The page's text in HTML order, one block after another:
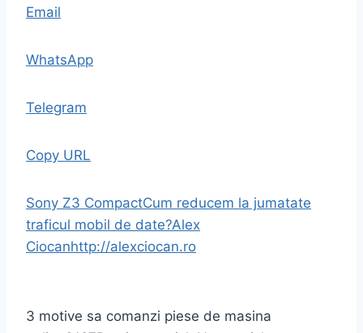
Email
WhatsApp
Telegram
Copy URL
Sony Z3 CompactCum reducem la jumatate
traficul mobil de date?Alex
Ciocanhttp://alexciocan.ro
3 motive sa comanzi piese de masina